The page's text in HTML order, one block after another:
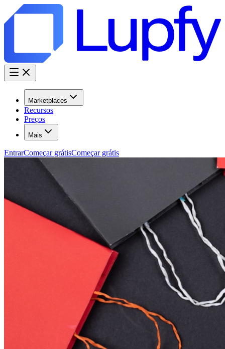
Marketplaces
Recursos
Preços
Mais
EntrarComeçar grátisComeçar grátis